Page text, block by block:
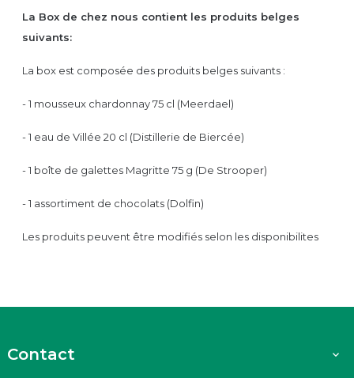
La Box de chez nous contient les produits belges
suivants:
La box est composée des produits belges suivants :
- 1 mousseux chardonnay 75 cl (Meerdael)
- 1 eau de Villée 20 cl (Distillerie de Biercée)
- 1 boîte de galettes Magritte 75 g (De Strooper)
- 1 assortiment de chocolats (Dolfin)
Les produits peuvent être modifiés selon les disponibilites
Contact 